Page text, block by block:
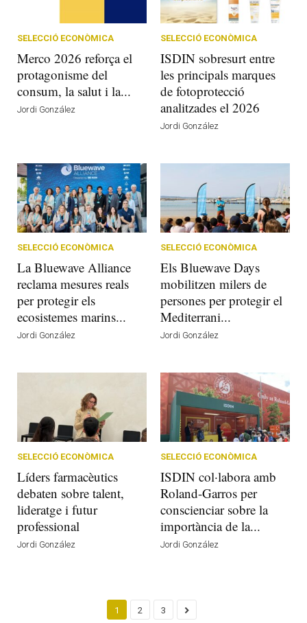
SELECCIÓ ECONÒMICA
Merco 2026 reforça el
protagonisme del
consum, la salut i la...
Jordi González
SELECCIÓ ECONÒMICA
ISDIN sobresurt entre
les principals marques
de fotoprotecció
analitzades el 2026
Jordi González
SELECCIÓ ECONÒMICA
La Bluewave Alliance
reclama mesures reals
per protegir els
ecosistemes marins...
Jordi González
SELECCIÓ ECONÒMICA
Els Bluewave Days
mobilitzen milers de
persones per protegir el
Mediterrani...
Jordi González
SELECCIÓ ECONÒMICA
Líders farmacèutics
debaten sobre talent,
lideratge i futur
professional
Jordi González
SELECCIÓ ECONÒMICA
ISDIN col·labora amb
Roland-Garros per
conscienciar sobre la
importància de la...
Jordi González
1 2 3